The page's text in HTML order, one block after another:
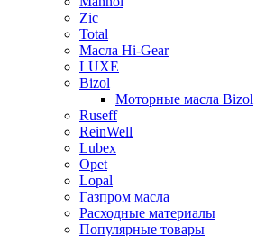
Zic
Total
Масла Hi-Gear
LUXE
Bizol
Моторные масла Bizol
Ruseff
ReinWell
Lubex
Opet
Lopal
Газпром масла
Расходные материалы
Популярные товары